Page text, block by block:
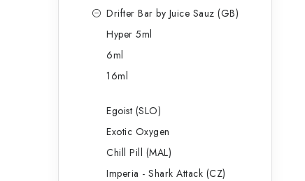
Drifter Bar by Juice Sauz (GB)
Hyper 5ml
6ml
16ml
Egoist (SLO)
Exotic Oxygen
Chill Pill (MAL)
Imperia - Shark Attack (CZ)